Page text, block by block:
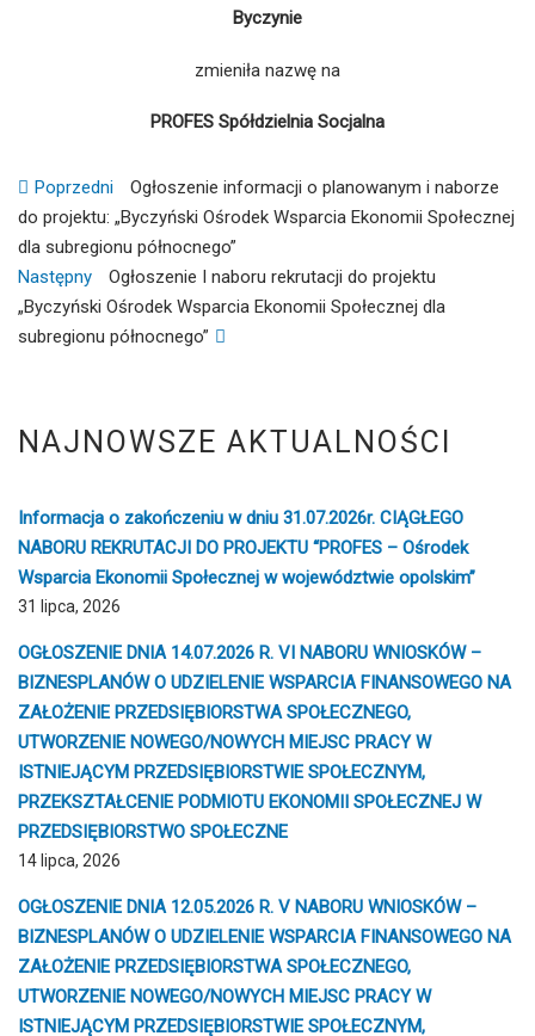
Byczynie
zmieniła nazwę na
PROFES Spółdzielnia Socjalna
Nawigacja
wpisu
Poprzedni
Previous
post:
Ogłoszenie informacji o planowanym i naborze
do projektu: „Byczyński Ośrodek Wsparcia Ekonomii Społecznej
dla subregionu północnego”
Następny
Następny
wpis:
Ogłoszenie I naboru rekrutacji do projektu
„Byczyński Ośrodek Wsparcia Ekonomii Społecznej dla
subregionu północnego”
NAJNOWSZE AKTUALNOŚCI
Informacja o zakończeniu w dniu 31.07.2026r. CIĄGŁEGO
NABORU REKRUTACJI DO PROJEKTU “PROFES – Ośrodek
Wsparcia Ekonomii Społecznej w województwie opolskim”
31 lipca, 2026
OGŁOSZENIE DNIA 14.07.2026 R. VI NABORU WNIOSKÓW –
BIZNESPLANÓW O UDZIELENIE WSPARCIA FINANSOWEGO NA
ZAŁOŻENIE PRZEDSIĘBIORSTWA SPOŁECZNEGO,
UTWORZENIE NOWEGO/NOWYCH MIEJSC PRACY W
ISTNIEJĄCYM PRZEDSIĘBIORSTWIE SPOŁECZNYM,
PRZEKSZTAŁCENIE PODMIOTU EKONOMII SPOŁECZNEJ W
PRZEDSIĘBIORSTWO SPOŁECZNE
14 lipca, 2026
OGŁOSZENIE DNIA 12.05.2026 R. V NABORU WNIOSKÓW –
BIZNESPLANÓW O UDZIELENIE WSPARCIA FINANSOWEGO NA
ZAŁOŻENIE PRZEDSIĘBIORSTWA SPOŁECZNEGO,
UTWORZENIE NOWEGO/NOWYCH MIEJSC PRACY W
ISTNIEJĄCYM PRZEDSIĘBIORSTWIE SPOŁECZNYM,